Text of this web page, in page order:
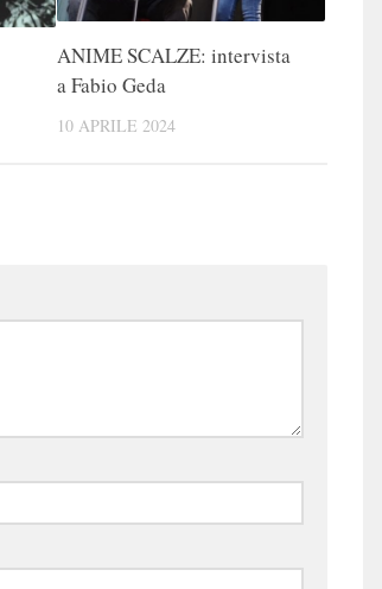
ANIME SCALZE: intervista
a Fabio Geda
10 APRILE 2024